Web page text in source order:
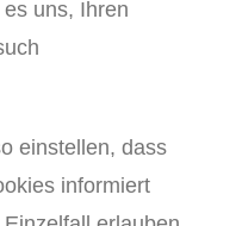
uns, Ihren
einstellen, dass
informiert